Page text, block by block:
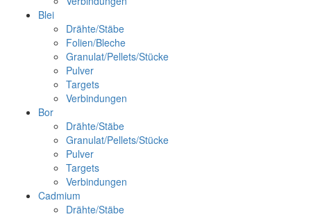
Blei
Drähte/Stäbe
Folien/Bleche
Granulat/Pellets/Stücke
Pulver
Targets
Verbindungen
Bor
Drähte/Stäbe
Granulat/Pellets/Stücke
Pulver
Targets
Verbindungen
Cadmium
Drähte/Stäbe